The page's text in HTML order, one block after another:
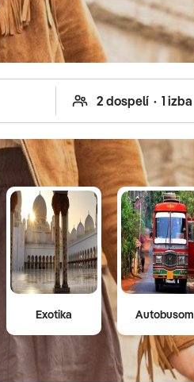
Exotika Autobusom